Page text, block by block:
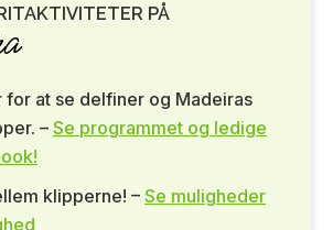
PÅ
for at se delfiner og Madeiras
– Se programmet og ledige
klipperne! –Se muligheder